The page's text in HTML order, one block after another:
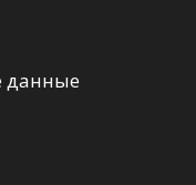
данные